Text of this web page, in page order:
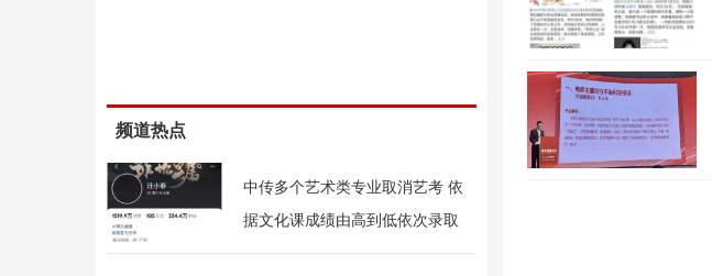
频道热点
中传多个艺术类专业取消艺考 依
据文化课成绩由高到低依次录取